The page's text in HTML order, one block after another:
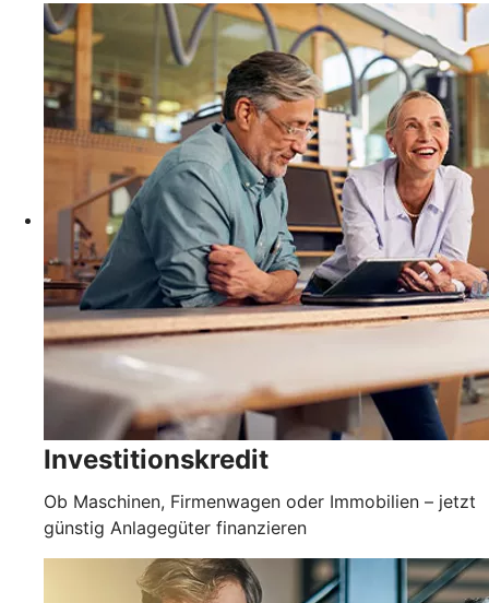
Investitionskredit
Ob Maschinen, Firmenwagen oder Immobilien – jetzt
günstig Anlagegüter finanzieren